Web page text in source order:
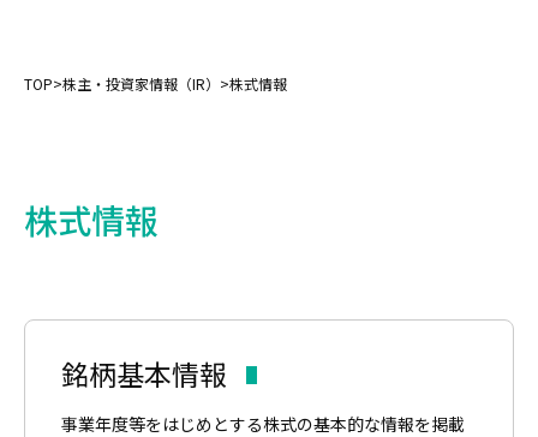
TOP>株主・投資家情報（IR） >株式情報
株式情報
銘柄基本情報
事業年度等をはじめとする株式の基本的な情報を掲載